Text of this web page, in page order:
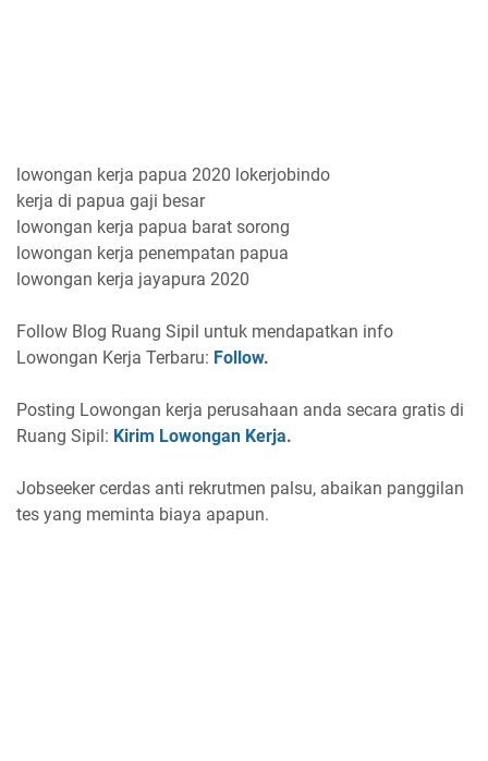
lowongan kerja papua 2020 lokerjobindo
kerja di papua gaji besar
lowongan kerja papua barat sorong
lowongan kerja penempatan papua
lowongan kerja jayapura 2020
Follow Blog Ruang Sipil untuk mendapatkan info
Lowongan Kerja Terbaru: Follow.
Posting Lowongan kerja perusahaan anda secara gratis di
Ruang Sipil: Kirim Lowongan Kerja.
Jobseeker cerdas anti rekrutmen palsu, abaikan panggilan
tes yang meminta biaya apapun.